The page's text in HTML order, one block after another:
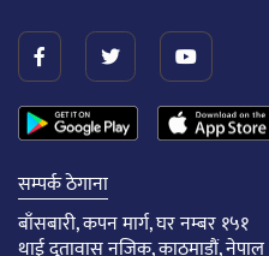
सम्पर्क ठेगाना
बाँसबारी, कपन मार्ग, घर नम्बर १५१